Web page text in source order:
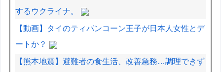
するウクライナ。
【動画】タイのティパンコーン王子が日本人女性とデ
ートか？
【熊本地震】避難者の食生活、改善急務…調理できず